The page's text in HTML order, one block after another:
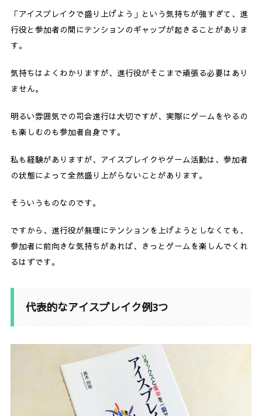
「アイスブレイクで盛り上げよう」という気持ちが強すぎて、進
行役と参加者の間にテンションのギャップが起きることがありま
す。
気持ちはよくわかりますが、進行役がそこまで頑張る必要はあり
ません。
明るい雰囲気での司会進行は大切ですが、実際にゲームをやるの
も楽しむのも参加者自身です。
私も経験がありますが、アイスブレイクやゲーム活動は、参加者
の状態によって全然盛り上がらないことがあります。
そういうものなのです。
ですから、進行役が無理にテンションを上げようとしなくても、
参加者に前向きな気持ちがあれば、きっとゲームを楽しんでくれ
るはずです。
代表的なアイスブレイク例3つ